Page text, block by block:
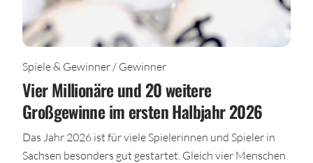
Spiele & Gewinner / Gewinner
Vier Millionäre und 20 weitere
Großgewinne im ersten Halbjahr 2026
Das Jahr 2026 ist für viele Spielerinnen und Spieler in
Sachsen besonders gut gestartet. Gleich vier Menschen